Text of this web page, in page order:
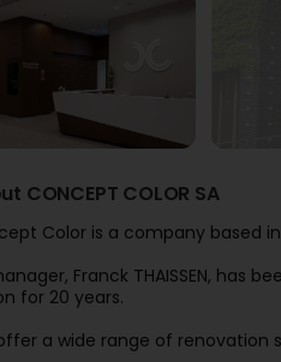
CONCEPT COLOR SA
Color is a company based
Franck THAISSEN, has
for 20 years.
a wide range of renovation